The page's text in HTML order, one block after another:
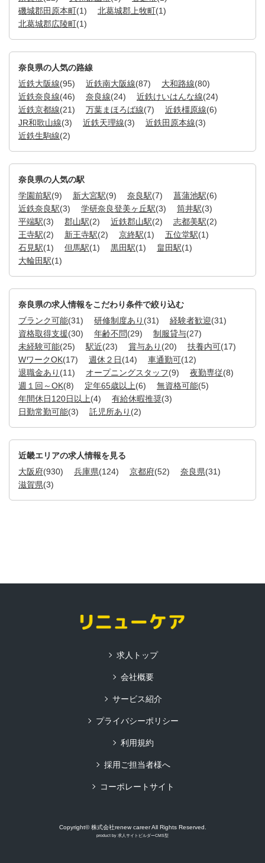
磯城郡田原本町(1) 北葛城郡上牧町(1)
北葛城郡広陵町(1)
奈良県の人気の路線
近鉄大阪線(95) 近鉄南大阪線(87) 大和路線(80)
近鉄奈良線(46) 奈良線(24) 近鉄けいはんな線(24)
近鉄京都線(21) 万葉まほろば線(7) 近鉄橿原線(6)
JR和歌山線(3) 近鉄天理線(3) 近鉄田原本線(3)
近鉄生駒線(2)
奈良県の人気の駅
学園前駅(9) 新大宮駅(9) 奈良駅(7) 菖蒲池駅(6)
近鉄奈良駅(3) 学研奈良登美ヶ丘駅(3) 筒井駅(3)
平端駅(3) 郡山駅(2) 近鉄郡山駅(2) 志都美駅(2)
王寺駅(2) 新王寺駅(2) 京終駅(1) 五位堂駅(1)
石見駅(1) 但馬駅(1) 黒田駅(1) 畠田駅(1)
大輪田駅(1)
奈良県の求人情報をこだわり条件で絞り込む
ブランク可能(31) 研修制度あり (31) 経験者歓迎(31)
資格取得支援(30) 年齢不問(29) 制服貸与(27)
未経験可能(25) 駅近(23) 賞与あり (20) 扶養内可(17)
WワークOK(17) 週休２日(14) 車通勤可(12)
退職金あり (11) オープニングスタッフ(9) 夜勤専従(8)
週１回～OK(8) 定年65歳以上(6) 無資格可能(5)
年間休日120日以上(4) 有給休暇推奨(3)
日勤常勤可能(3) 託児所あり (2)
近畿エリアの求人情報を見る
大阪府(930) 兵庫県(124) 京都府(52) 奈良県(31)
滋賀県(3)
求人トップ
会社概要
サービス紹介
プライバシーポリシー
利用規約
採用ご担当者様へ
コーポレートサイト
Copyright© 株式会社renew career All Rights Reserved.
product by 求人サイトビルダーCMS型